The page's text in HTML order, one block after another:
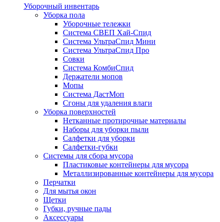
Уборочный инвентарь
Уборка пола
Уборочные тележки
Система СВЕП Хай-Спид
Система УльтраСпид Мини
Система УльтраСпид Про
Совки
Система КомбиСпид
Держатели мопов
Мопы
Система ДастМоп
Сгоны для удаления влаги
Уборка поверхностей
Нетканные протирочные материалы
Наборы для уборки пыли
Салфетки для уборки
Салфетки-губки
Системы для сбора мусора
Пластиковые контейнеры для мусора
Металлизированные контейнеры для мусора
Перчатки
Для мытья окон
Щетки
Губки, ручные пады
Аксессуары